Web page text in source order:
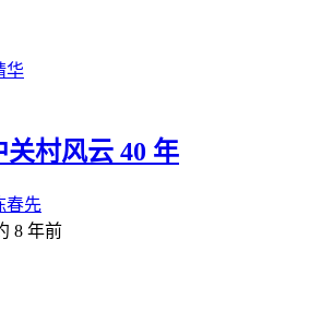
华
村风云 40 年
春先
8 年前